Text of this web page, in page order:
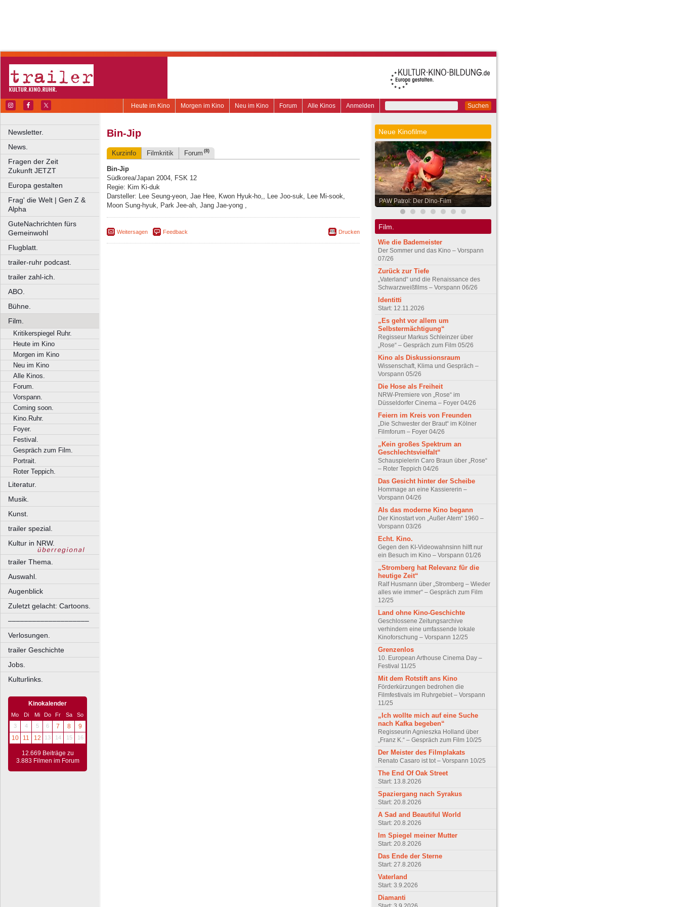
Suchen
Anmelden
Alle Kinos
Forum
Neu im Kino
Morgen im Kino
Heute im Kino
Newsletter.
News.
Fragen der Zeit
Zukunft JETZT
Europa gestalten
Frag' die Welt | Gen Z &
Alpha
GuteNachrichten fürs
Gemeinwohl
Flugblatt.
trailer-ruhr podcast.
trailer zahl-ich.
ABO.
Bühne.
Film.
Kritikerspiegel Ruhr.
Heute im Kino
Morgen im Kino
Neu im Kino
Alle Kinos.
Forum.
Vorspann.
Coming soon.
Kino.Ruhr.
Foyer.
Festival.
Gespräch zum Film.
Portrait.
Roter Teppich.
Literatur.
Musik.
Kunst.
trailer spezial.
Kultur in NRW.
trailer Thema.
Auswahl.
Augenblick
Zuletzt gelacht: Cartoons.
––––––––––––––––––––
Verlosungen.
trailer Geschichte
Jobs.
Kulturlinks.
Kinokalender
Mo Di Mi Do Fr Sa
So
3
4 5 6 7 8
9
10
11 12 13 14 15 16
12.669 Beiträge zu
3.883 Filmen im Forum
Bin-Jip
Kurzinfo Filmkritik Forum (8)
Bin-Jip
Südkorea/Japan 2004, FSK 12
Regie: Kim Ki-duk
Darsteller: Lee Seung-yeon, Jae Hee, Kwon Hyuk-ho,, Lee Joo-suk, Lee Mi-sook,
Moon Sung-hyuk, Park Jee-ah, Jang Jae-yong ,
Weitersagen Feedback Drucken
Neue Kinofilme
PAW Patrol: Der Dino-Film
Film.
Wie die Bademeister
Der Sommer und das Kino – Vorspann
07/26
Zurück zur Tiefe
„Vaterland“ und die Renaissance des
Schwarzweißfilms – Vorspann 06/26
Identitti
Start: 12.11.2026
„Es geht vor allem um
Selbstermächtigung“
Regisseur Markus Schleinzer über
„Rose“ – Gespräch zum Film 05/26
Kino als Diskussionsraum
Wissenschaft, Klima und Gespräch –
Vorspann 05/26
Die Hose als Freiheit
NRW-Premiere von „Rose“ im
Düsseldorfer Cinema – Foyer 04/26
Feiern im Kreis von Freunden
„Die Schwester der Braut“ im Kölner
Filmforum – Foyer 04/26
„Kein großes Spektrum an
Geschlechtsvielfalt“
Schauspielerin Caro Braun über „Rose“
– Roter Teppich 04/26
Das Gesicht hinter der Scheibe
Hommage an eine Kassiererin –
Vorspann 04/26
Als das moderne Kino begann
Der Kinostart von „Außer Atem“ 1960 –
Vorspann 03/26
Echt. Kino.
Gegen den KI-Videowahnsinn hilft nur
ein Besuch im Kino – Vorspann 01/26
„Stromberg hat Relevanz für die
heutige Zeit“
Ralf Husmann über „Stromberg – Wieder
alles wie immer“ – Gespräch zum Film
12/25
Land ohne Kino-Geschichte
Geschlossene Zeitungsarchive
verhindern eine umfassende lokale
Kinoforschung – Vorspann 12/25
Grenzenlos
10. European Arthouse Cinema Day –
Festival 11/25
Mit dem Rotstift ans Kino
Förderkürzungen bedrohen die
Filmfestivals im Ruhrgebiet – Vorspann
11/25
„Ich wollte mich auf eine Suche
nach Kafka begeben“
Regisseurin Agnieszka Holland über
„Franz K.“ – Gespräch zum Film 10/25
Der Meister des Filmplakats
Renato Casaro ist tot – Vorspann 10/25
The End Of Oak Street
Start: 13.8.2026
Spaziergang nach Syrakus
Start: 20.8.2026
A Sad and Beautiful World
Start: 20.8.2026
Im Spiegel meiner Mutter
Start: 20.8.2026
Das Ende der Sterne
Start: 27.8.2026
Vaterland
Start: 3.9.2026
Diamanti